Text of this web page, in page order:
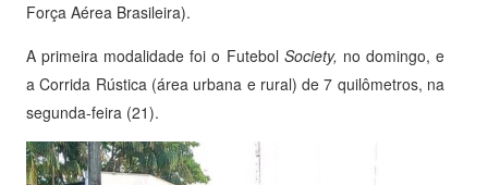
Força Aérea Brasileira).
A primeira modalidade foi o Futebol Society, no domingo, e
a Corrida Rústica (área urbana e rural) de 7 quilômetros, na
segunda-feira (21).